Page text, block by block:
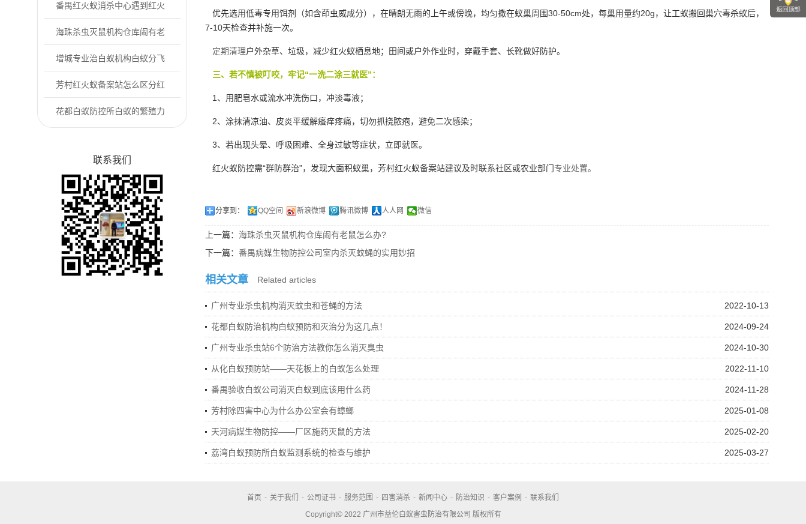
防控方案
番禺红火蚁消杀中心遇到红火
蚁该怎么做?
海珠杀虫灭鼠机构仓库闹有老
鼠怎么办?
增城专业治白蚁机构白蚁分飞
期来了！4步做...
芳村红火蚁备案站怎么区分红
火蚁与普通蚂蚁
花都白蚁防控所白蚁的繁殖力
联系我们
优先选用低毒专用饵剂（如含茚虫威成分），在晴朗无雨的上午或傍晚，均匀撒在蚁巢周围30-50cm处，每巢用量约20g，让工蚁搬回巢穴毒杀蚁后，
7-10天检查并补施一次。
定期清理户外杂草、垃圾，减少红火蚁栖息地；田间或户外作业时，穿戴手套、长靴做好防护。
三、若不慎被叮咬，牢记“一洗二涂三就医”：
1、用肥皂水或流水冲洗伤口，冲淡毒液；
2、涂抹清凉油、皮炎平缓解瘙痒疼痛，切勿抓挠脓疱，避免二次感染；
3、若出现头晕、呼吸困难、全身过敏等症状，立即就医。
红火蚁防控需“群防群治”，发现大面积蚁巢，芳村红火蚁备案站建议及时联系社区或农业部门专业处置。
分享到： QQ空间 新浪微博 腾讯微博 人人网 微信
上一篇： 海珠杀虫灭鼠机构仓库闹有老鼠怎么办?
下一篇： 番禺病媒生物防控公司室内杀灭蚊蝇的实用妙招
相关文章 Related articles
2022-10-13
广州专业杀虫机构消灭蚊虫和苍蝇的方法
2024-09-24
花都白蚁防治机构白蚁预防和灭治分为这几点！
2024-10-30
广州专业杀虫站6个防治方法教你怎么消灭臭虫
2022-11-10
从化白蚁预防站——天花板上的白蚁怎么处理
2024-11-28
番禺验收白蚁公司消灭白蚁到底该用什么药
2025-01-08
芳村除四害中心为什么办公室会有蟑螂
2025-02-20
天河病媒生物防控——厂区施药灭鼠的方法
2025-03-27
荔湾白蚁预防所白蚁监测系统的检查与维护
首页 - 关于我们 - 公司证书 - 服务范围 - 四害消杀 - 新闻中心 - 防治知识 - 客户案例 - 联系我们
Copyright© 2022 广州市益伦白蚁害虫防治有限公司 版权所有